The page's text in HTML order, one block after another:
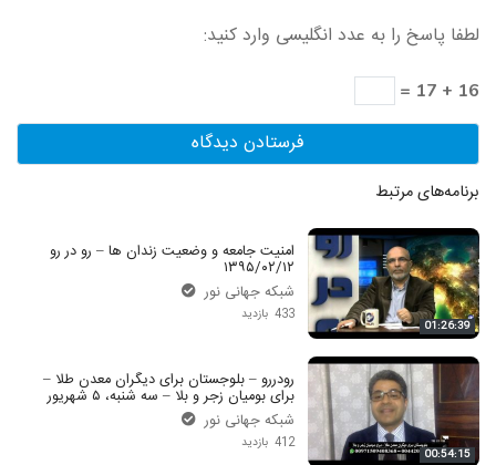
لطفا پاسخ را به عدد انگلیسی وارد کنید:
16 + 17 =
برنامه‌های مرتبط
01:26:39
امنیت جامعه و وضعیت زندان ها – رو در رو
۱۳۹۵/۰۲/۱۲
شبکه جهانی نور
433 بازدید
00:54:15
رودررو – بلوجستان برای دیگران معدن طلا –
برای بومیان زجر و بلا – سه شنبه، ۵ شهریور
۱۳۹۸
شبکه جهانی نور
412 بازدید